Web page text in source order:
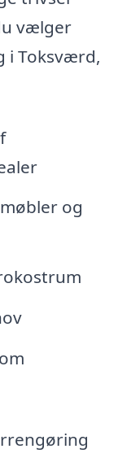
vælger
i Toksværd,
og